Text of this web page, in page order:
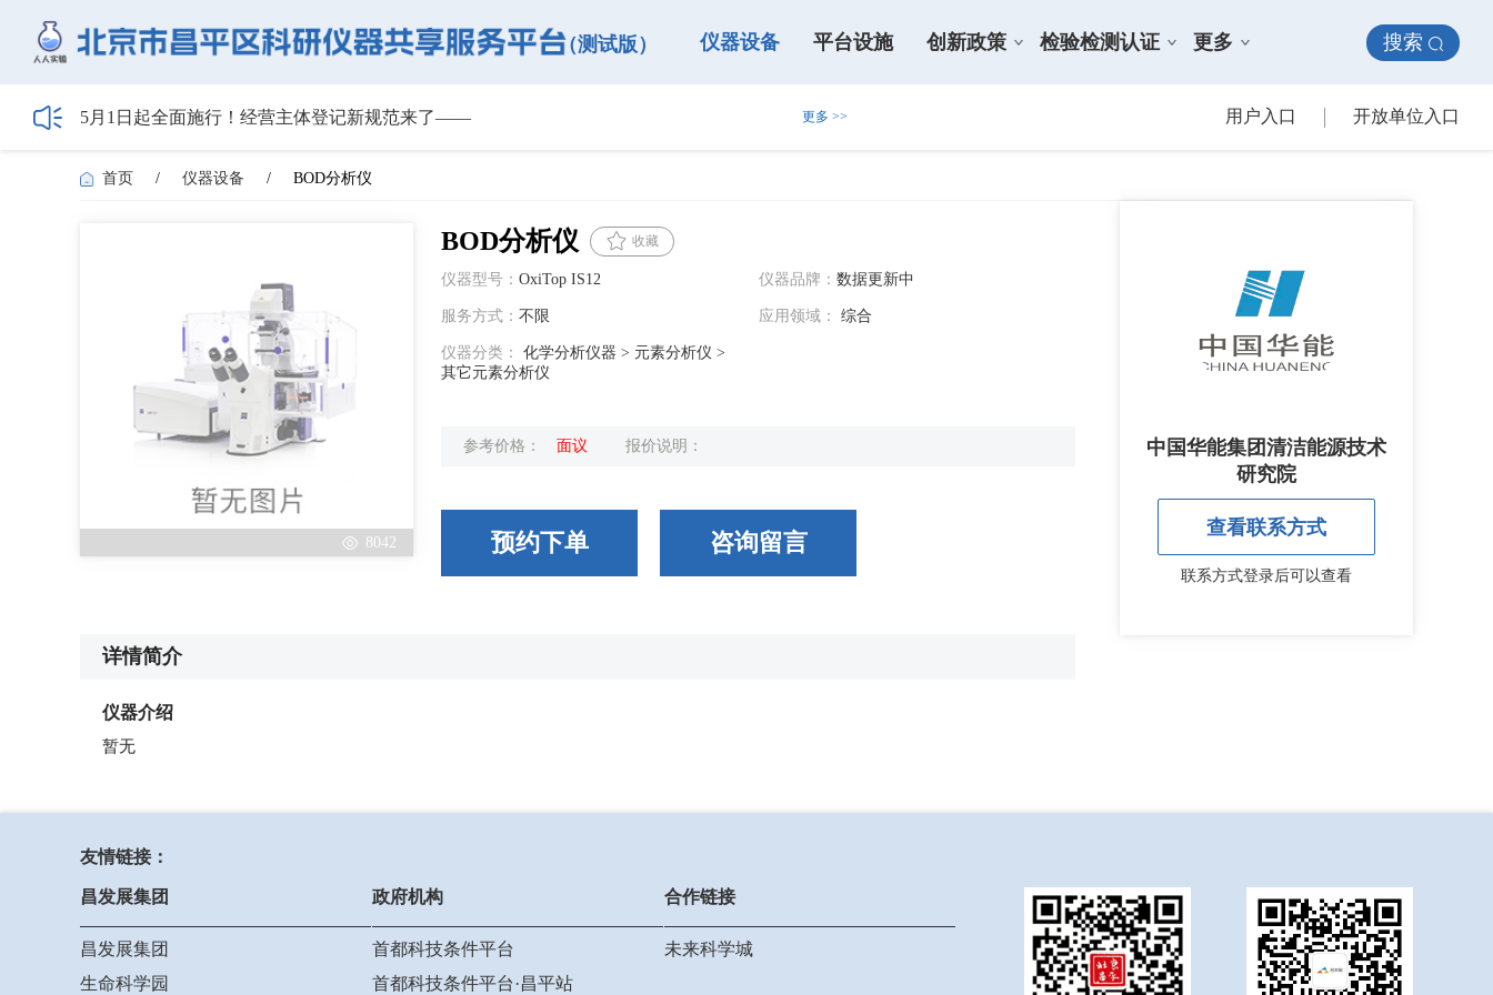
（测试版） 仪器设备 平台设施 创新政策 检验检测认证 更多 搜索
5月1日起全面施行！经营主体登记新规范来了——
【会议通知】2026年储能技术应用线上研讨会（第一期・总第五十二期）
【最新日程】2026年智慧电厂论坛议程首发！邀您4月1日-3日北京齐聚，共襄盛举
更多 >> 用户入口 开放单位入口
首页 / 仪器设备 / BOD分析仪
8042
BOD分析仪 收藏
仪器型号： OxiTop IS12 仪器品牌： 数据更新中
服务方式： 不限 应用领域： 综合
仪器分类：
化学分析仪器 > 元素分析仪 >
其它元素分析仪
参考价格： 面议 报价说明：
预约下单 咨询留言
详情简介
仪器介绍
暂无
中国华能集团清洁能源技术
研究院
查看联系方式
联系方式登录后可以查看
友情链接：
昌发展集团
昌发展集团
生命科学园
政府机构
首都科技条件平台
首都科技条件平台·昌平站
合作链接
未来科学城